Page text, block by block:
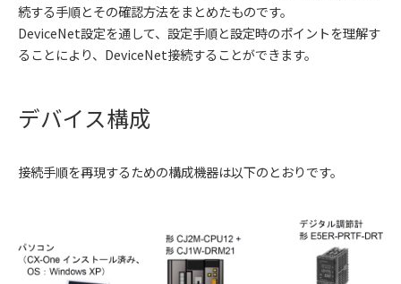
続する手順とその確認方法をまとめたものです。
DeviceNet設定を通して、設定手順と設定時のポイントを理解す
ることにより、DeviceNet接続することができます。
デバイス構成
接続手順を再現するための構成機器は以下のとおりです。